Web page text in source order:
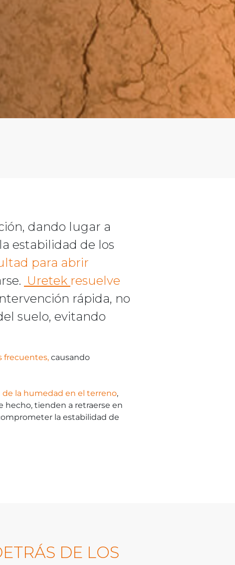
dando lugar a
estabilidad de los
para abrir
Uretek resuelve
rápida, no
suelo, evitando
frecuentes, causando
la humedad en el terreno,
hecho, tienden a retraerse en
la estabilidad de
DE LOS